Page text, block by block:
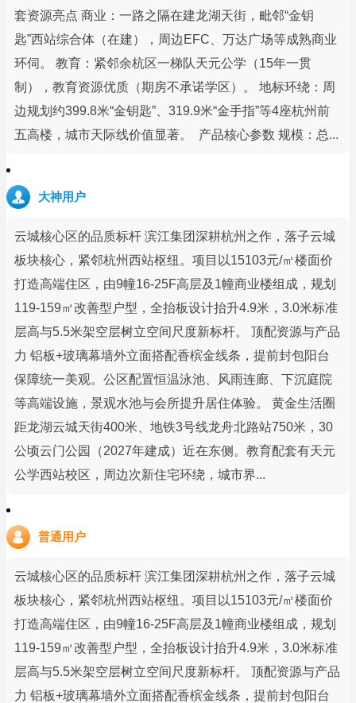
套资源亮点 商业：一路之隔在建龙湖天街，毗邻“金钥
匙”西站综合体（在建），周边EFC、万达广场等成熟商业
环伺。 教育：紧邻余杭区一梯队天元公学（15年一贯
制），教育资源优质（期房不承诺学区）。 地标环绕：周
边规划约399.8米“金钥匙”、319.9米“金手指”等4座杭州前
五高楼，城市天际线价值显著。 产品核心参数 规模：总...
大神用户
云城核心区的品质标杆 滨江集团深耕杭州之作，落子云城
板块核心，紧邻杭州西站枢纽。项目以15103元/㎡楼面价
打造高端住区，由9幢16-25F高层及1幢商业楼组成，规划
119-159㎡改善型户型，全抬板设计抬升4.9米，3.0米标准
层高与5.5米架空层树立空间尺度新标杆。 顶配资源与产品
力 铝板+玻璃幕墙外立面搭配香槟金线条，提前封包阳台
保障统一美观。公区配置恒温泳池、风雨连廊、下沉庭院
等高端设施，景观水池与会所提升居住体验。 黄金生活圈
距龙湖云城天街400米、地铁3号线龙舟北路站750米，30
公顷云门公园（2027年建成）近在东侧。教育配套有天元
公学西站校区，周边次新住宅环绕，城市界...
普通用户
云城核心区的品质标杆 滨江集团深耕杭州之作，落子云城
板块核心，紧邻杭州西站枢纽。项目以15103元/㎡楼面价
打造高端住区，由9幢16-25F高层及1幢商业楼组成，规划
119-159㎡改善型户型，全抬板设计抬升4.9米，3.0米标准
层高与5.5米架空层树立空间尺度新标杆。 顶配资源与产品
力 铝板+玻璃幕墙外立面搭配香槟金线条，提前封包阳台